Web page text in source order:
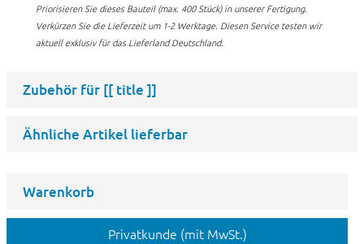
Priorisieren Sie dieses Bauteil (max. 400 Stück) in unserer Fertigung.
Verkürzen Sie die Lieferzeit um 1-2 Werktage. Diesen Service testen wir
aktuell exklusiv für das Lieferland Deutschland.
Zubehör für [[ title ]]
Ähnliche Artikel lieferbar
Warenkorb
Privatkunde (mit MwSt.)